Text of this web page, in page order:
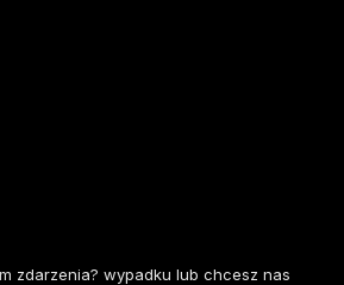
zdarzenia? wypadku lub chcesz nas